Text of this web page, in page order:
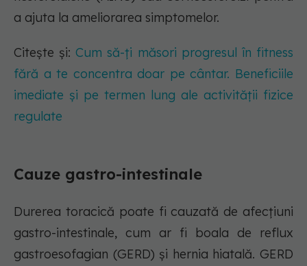
a ajuta la ameliorarea simptomelor.
Citește și:Cum să-ți măsori progresul în fitness
fără a te concentra doar pe cântar. Beneficiile
imediate și pe termen lung ale activității fizice
regulate
Cauze gastro-intestinale
Durerea toracică poate fi cauzată de afecțiuni
gastro-intestinale, cum ar fi boala de reflux
gastroesofagian (GERD) și hernia hiatală. GERD